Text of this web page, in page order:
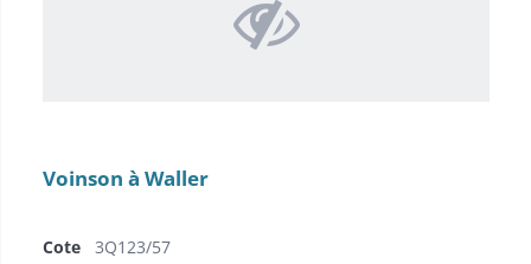
Voinson à Waller
Cote ​3Q123/57